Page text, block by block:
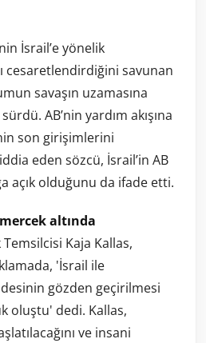
İsrail’e yönelik
cesaretlendirdiğini savunan
savaşın uzamasına
AB’nin yardım akışına
son girişimlerini
eden sözcü, İsrail’in AB
açık olduğunu da ifade etti.
altında
Temsilcisi Kaja Kallas,
'İsrail ile
gözden geçirilmesi
oluştu' dedi. Kallas,
ve insani